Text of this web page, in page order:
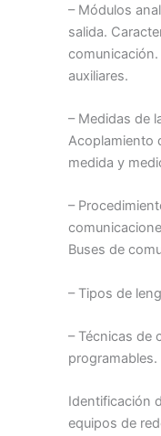
– Módulos
salida.
auxiliares.
– Medidas de
Acoplamiento
medida y
–
Buses de
– Tipos de
– Técnicas de
Identificación
equipos de